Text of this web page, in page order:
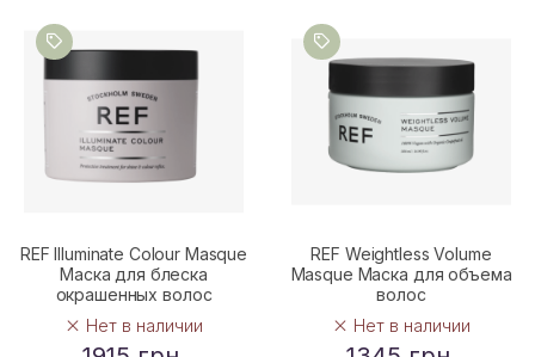
REF Illuminate Colour Masque
Маска для блеска
окрашенных волос
Нет в наличии
REF Weightless Volume
Masque Маска для объема
волос
Нет в наличии